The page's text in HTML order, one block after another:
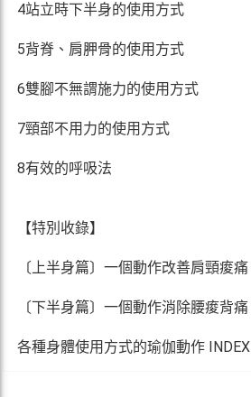
4站立時下半身的使用方式
5背脊、肩胛骨的使用方式
6雙腳不無謂施力的使用方式
7頸部不用力的使用方式
8有效的呼吸法
【特別收錄】
〔上半身篇〕一個動作改善肩頸痠痛
〔下半身篇〕一個動作消除腰痠背痛
各種身體使用方式的瑜伽動作 INDEX